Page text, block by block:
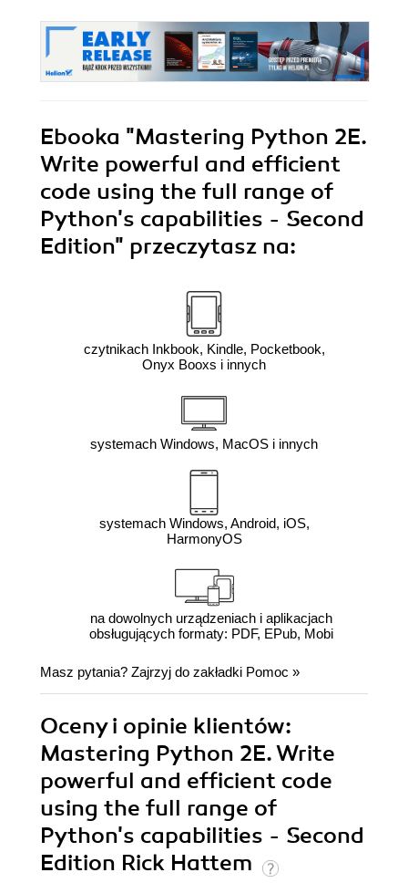
Ebooka "Mastering Python 2E.
Write powerful and efficient
code using the full range of
Python's capabilities - Second
Edition" przeczytasz na:
czytnikach Inkbook, Kindle, Pocketbook,
Onyx Booxs i innych
systemach Windows, MacOS i innych
systemach Windows, Android, iOS,
HarmonyOS
na dowolnych urządzeniach i aplikacjach
obsługujących formaty: PDF, EPub, Mobi
Masz pytania? Zajrzyj do zakładki Pomoc »
Oceny i opinie klientów:
Mastering Python 2E. Write
powerful and efficient code
using the full range of
Python's capabilities - Second
Edition Rick Hattem